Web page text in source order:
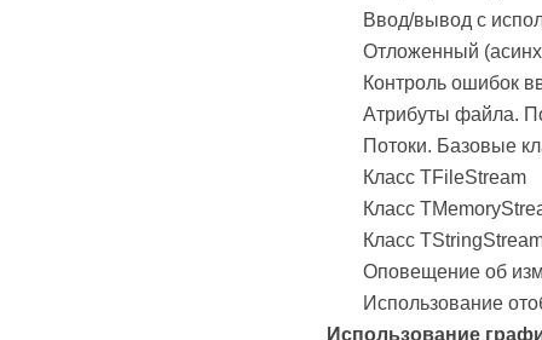
Ввод/вывод с
Отложенный
Контроль ошибок
Атрибуты файла.
Потоки. Базовые
Класс TFileStream
Класс
Класс
Оповещение об
Использование
Использование